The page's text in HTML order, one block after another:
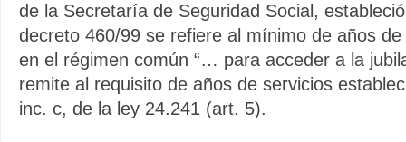
de la Secretaría de Seguridad Social,
decreto 460/99 se refiere al mínimo de años
en el régimen común “… para acceder a la
remite al requisito de años de servicios
inc. c, de la ley 24.241 (art. 5).